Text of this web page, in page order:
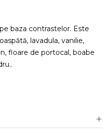
baza contrastelor. Este
lavadula, vanilie,
floare de portocal, boabe